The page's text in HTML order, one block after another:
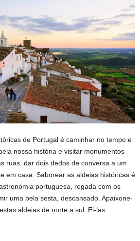
de Portugal é caminhar no tempo e
nossa história e visitar monumentos
ruas, dar dois dedos de conversa a um
em casa. Saborear as aldeias históricas é
portuguesa, regada com os
uma bela sesta, descansado. Apaixone-
aldeias de norte a sul. Ei-las: